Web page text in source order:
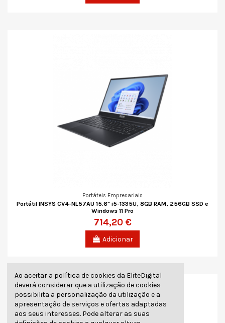
Portáteis Empresariais
Portátil INSYS CV4-NL57AU 15.6" i5-1335U, 8GB RAM, 256GB SSD e
Windows 11 Pro
714,20 €
Adicionar
Ao aceitar a política de cookies da EliteDigital
deverá considerar que a utilização de cookies
possibilita a personalização da utilização e a
apresentação de serviços e ofertas adaptadas
aos seus interesses. Pode alterar as suas